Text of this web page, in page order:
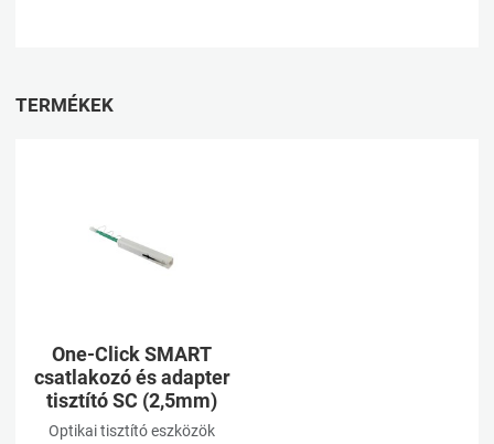
TERMÉKEK
One-Click SMART
csatlakozó és adapter
tisztító SC (2,5mm)
Optikai tisztító eszközök